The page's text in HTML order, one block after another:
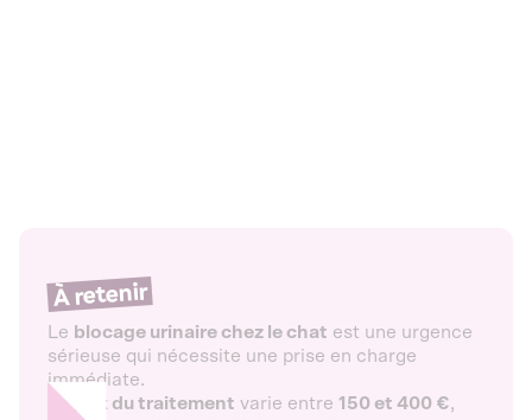
À retenir
Le blocage urinaire chez le chat est une urgence
sérieuse qui nécessite une prise en charge
immédiate.
Leprix du traitement varie entre 150 et 400 €,